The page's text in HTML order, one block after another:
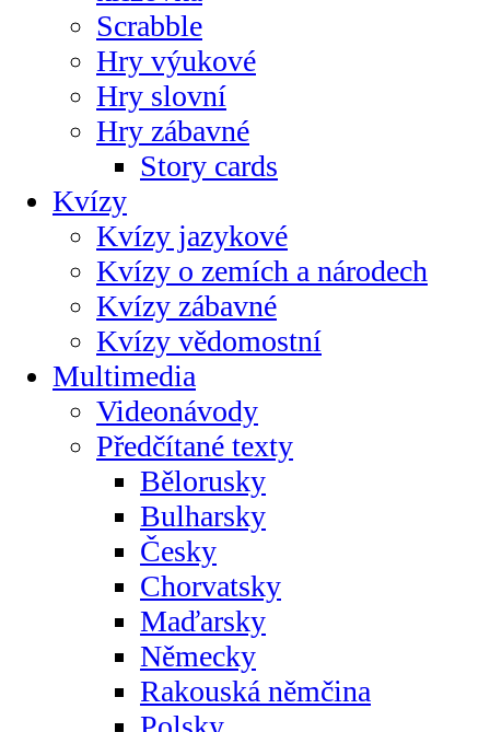
Scrabble
Hry výukové
Hry slovní
Hry zábavné
Story cards
Kvízy
Kvízy jazykové
Kvízy o zemích a národech
Kvízy zábavné
Kvízy vědomostní
Multimedia
Videonávody
Předčítané texty
Bělorusky
Bulharsky
Česky
Chorvatsky
Maďarsky
Německy
Rakouská němčina